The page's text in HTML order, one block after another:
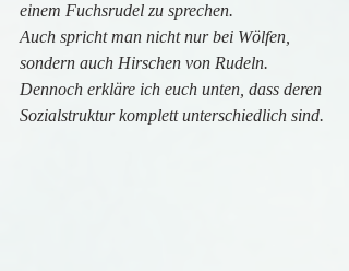
einem Fuchsrudel zu sprechen.
Auch spricht man nicht nur bei Wölfen,
sondern auch Hirschen von Rudeln.
Dennoch erkläre ich euch unten, dass deren
Sozialstruktur komplett unterschiedlich sind.